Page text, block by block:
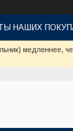
НАШИХ
медленнее,